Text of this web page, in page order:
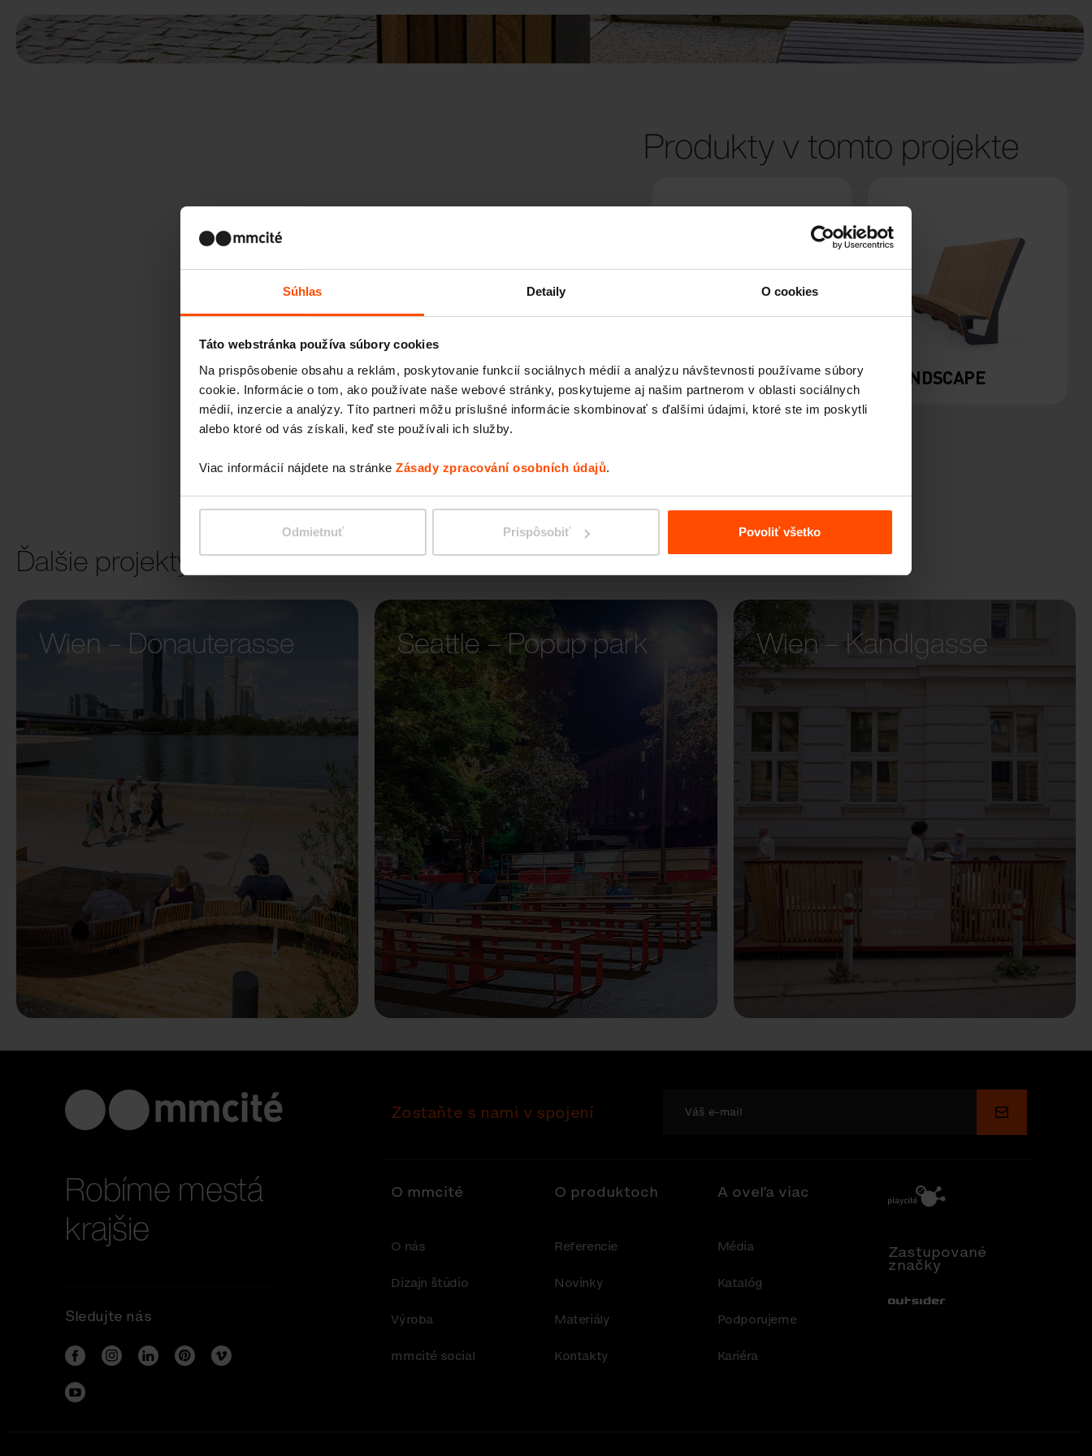
Súhlas Detaily O cookies
Táto webstránka používa súbory cookies
Na prispôsobenie obsahu a reklám, poskytovanie funkcií sociálnych médií a analýzu návštevnosti používame súbory
cookie. Informácie o tom, ako používate naše webové stránky, poskytujeme aj našim partnerom v oblasti sociálnych
médií, inzercie a analýzy. Títo partneri môžu príslušné informácie skombinovať s ďalšími údajmi, ktoré ste im poskytli
alebo ktoré od vás získali, keď ste používali ich služby.
Viac informácií nájdete na stránke Zásady zpracování osobních údajů.
Odmietnuť Prispôsobiť Povoliť všetko
Produkty v tomto projekte
PRAX LANDSCAPE
Ďalšie projekty
Wien – Donauterasse
Seattle – Popup park Wien – Kandlgasse
Robíme mestá
krajšie
Sledujte nás
Zostaňte s nami v spojení Odoslať
O mmcité
O nás
Dizajn štúdio
Výroba
mmcité social
O produktoch
Referencie
Novinky
Materiály
Kontakty
A oveľa viac
Média
Katalóg
Podporujeme
Kariéra
Zastupované
značky
Out-Sider